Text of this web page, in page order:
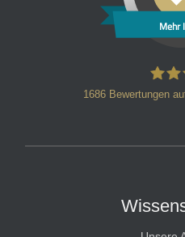
Mehr
1686 Bewertungen